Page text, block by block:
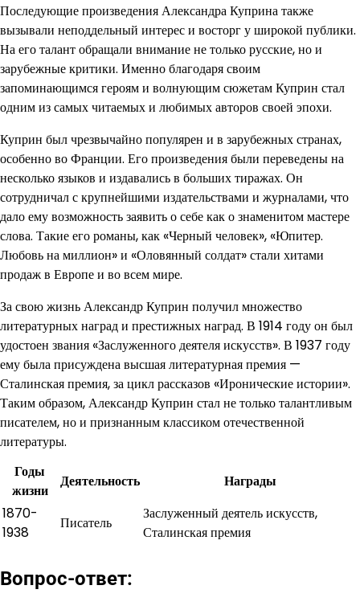
Последующие произведения Александра Куприна также
вызывали неподдельный интерес и восторг у широкой публики.
На его талант обращали внимание не только русские, но и
зарубежные критики. Именно благодаря своим
запоминающимся героям и волнующим сюжетам Куприн стал
одним из самых читаемых и любимых авторов своей эпохи.
Куприн был чрезвычайно популярен и в зарубежных странах,
особенно во Франции. Его произведения были переведены на
несколько языков и издавались в больших тиражах. Он
сотрудничал с крупнейшими издательствами и журналами, что
дало ему возможность заявить о себе как о знаменитом мастере
слова. Такие его романы, как «Черный человек», «Юпитер.
Любовь на миллион» и «Оловянный солдат» стали хитами
продаж в Европе и во всем мире.
За свою жизнь Александр Куприн получил множество
литературных наград и престижных наград. В 1914 году он был
удостоен звания «Заслуженного деятеля искусств». В 1937 году
ему была присуждена высшая литературная премия —
Сталинская премия, за цикл рассказов «Иронические истории».
Таким образом, Александр Куприн стал не только талантливым
писателем, но и признанным классиком отечественной
литературы.
Годы
жизни
Деятельность
Награды
1870-
1938
Писатель
Заслуженный деятель искусств,
Сталинская премия
Вопрос-ответ: